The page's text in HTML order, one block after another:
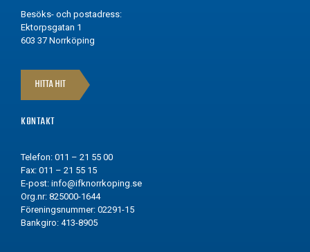
Besöks- och postadress:
Ektorpsgatan 1
603 37 Norrköping
HITTA HIT
KONTAKT
Telefon: 011 – 21 55 00
Fax: 011 – 21 55 15
E-post: info@ifknorrkoping.se
Org.nr: 825000-1644
Föreningsnummer: 02291-15
Bankgiro: 413-8905